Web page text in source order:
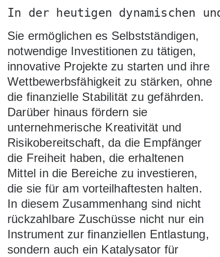
In der heutigen dynamischen
Sie ermöglichen es Selbstständigen,
notwendige Investitionen zu tätigen,
innovative Projekte zu starten und ihre
Wettbewerbsfähigkeit zu stärken, ohne
die finanzielle Stabilität zu gefährden.
Darüber hinaus fördern sie
unternehmerische Kreativität und
Risikobereitschaft, da die Empfänger
die Freiheit haben, die erhaltenen
Mittel in die Bereiche zu investieren,
die sie für am vorteilhaftesten halten.
In diesem Zusammenhang sind nicht
rückzahlbare Zuschüsse nicht nur ein
Instrument zur finanziellen Entlastung,
sondern auch ein Katalysator für